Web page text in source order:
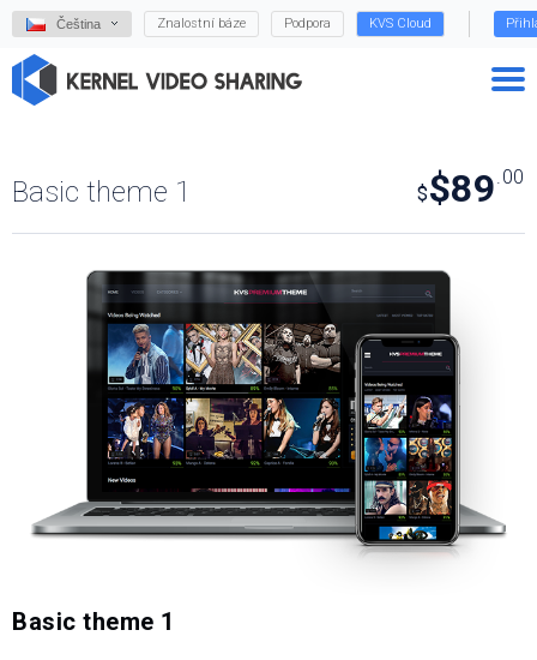
Čeština Znalostní báze Podpora KVS Cloud
Basic theme 1 $$89.00
Basic theme 1